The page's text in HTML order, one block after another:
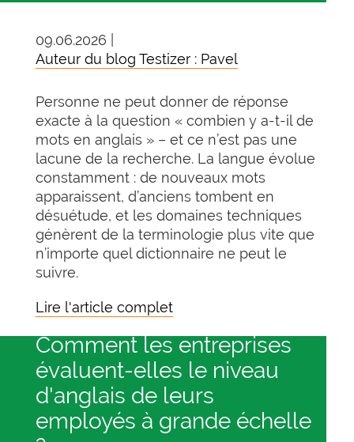
09.06.2026 |
Auteur du blog Testizer : Pavel
Personne ne peut donner de réponse
exacte à la question « combien y a-t-il de
mots en anglais » – et ce n’est pas une
lacune de la recherche. La langue évolue
constamment : de nouveaux mots
apparaissent, d’anciens tombent en
désuétude, et les domaines techniques
génèrent de la terminologie plus vite que
n’importe quel dictionnaire ne peut le
suivre.
Lire l'article complet
Comment les entreprises
évaluent-elles le niveau
d'anglais de leurs
employés à grande échelle